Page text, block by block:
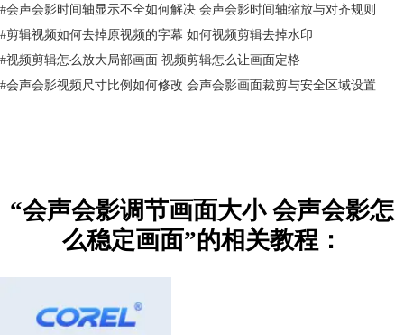
剪。如下图所示，橙色框中显示的是将被保留的视频画面，其余的将被删
#会声会影时间轴显示不全如何解决 会声会影时间轴缩放与对齐规则
#剪辑视频如何去掉原视频的字幕 如何视频剪辑去掉水印
#视频剪辑怎么放大局部画面 视频剪辑怎么让画面定格
#会声会影视频尺寸比例如何修改 会声会影画面裁剪与安全区域设置
“会声会影调节画面大小 会声会影怎
么稳定画面”的相关教程：